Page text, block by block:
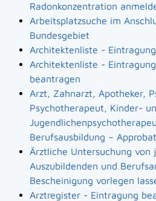
Radonkonzentration
Arbeitsplatzsuche im
Bundesgebiet
Architektenliste -
Architektenliste -
beantragen
Arzt, Zahnarzt, Apotheker,
Psychotherapeut, Kinder-
Berufsausbildung –
Ärztliche Untersuchung von
Auszubildenden und
Bescheinigung vorlegen
Arztregister - Eintragung